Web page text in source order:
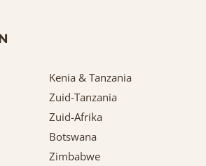
Kenia & Tanzania
Zuid-Tanzania
Zuid-Afrika
Botswana
Zimbabwe